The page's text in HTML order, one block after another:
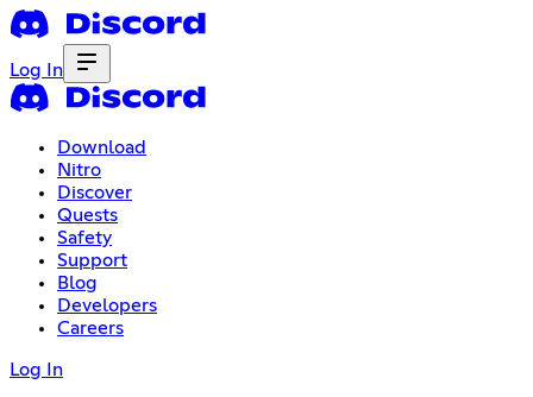
Log In
Download
Nitro
Discover
Quests
Safety
Support
Blog
Developers
Careers
Log In